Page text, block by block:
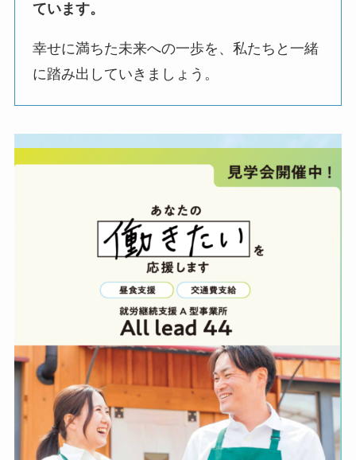
ています。
幸せに満ちた未来への一歩を、私たちと一緒
に踏み出していきましょう。